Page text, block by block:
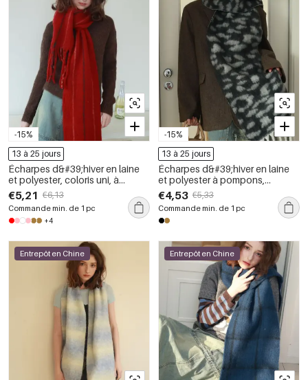
-15%
13 à 25 jours
Écharpes d&#39;hiver en laine
et polyester, coloris uni, à
franges, collection Simple Series
Daily
€5,21 €6,13
Commande min. de 1 pc
+4
-15%
13 à 25 jours
Écharpes d&#39;hiver en laine
et polyester à pompons,
imprimé léopard rétro, collection
Simple
€4,53 €5,33
Commande min. de 1 pc
Entrepôt en Chine Entrepôt en Chine